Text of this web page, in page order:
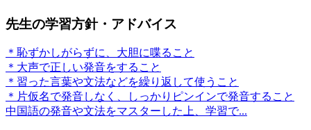
先生の学習方針・アドバイス
＊恥ずかしがらずに、大胆に喋ること
＊大声で正しい発音をすること
＊習った言葉や文法などを繰り返して使うこと
＊片仮名で発音しなく、しっかりピンインで発音すること
中国語の発音や文法をマスターした上、学習で...